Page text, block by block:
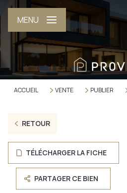
MENU
ACCUEIL VENTE PUBLIER
RETOUR
TÉLÉCHARGER LA FICHE
PARTAGER CE BIEN